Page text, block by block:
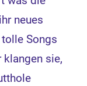
neues
Songs
sie,